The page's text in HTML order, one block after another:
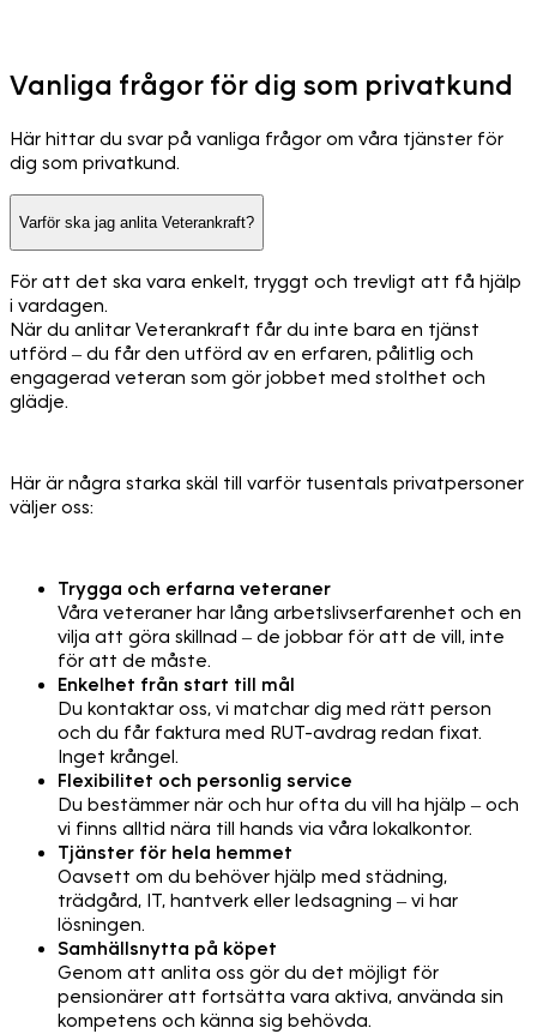
Vanliga frågor för dig som privatkund
Här hittar du svar på vanliga frågor om våra tjänster för
dig som privatkund.
Varför ska jag anlita Veterankraft?
För att det ska vara enkelt, tryggt och trevligt att få hjälp
i vardagen.
När du anlitar Veterankraft får du inte bara en tjänst
utförd – du får den utförd av en erfaren, pålitlig och
engagerad veteran som gör jobbet med stolthet och
glädje.
Här är några starka skäl till varför tusentals privatpersoner
väljer oss:
Trygga och erfarna veteraner
Våra veteraner har lång arbetslivserfarenhet och en
vilja att göra skillnad – de jobbar för att de vill, inte
för att de måste.
Enkelhet från start till mål
Du kontaktar oss, vi matchar dig med rätt person
och du får faktura med RUT-avdrag redan fixat.
Inget krångel.
Flexibilitet och personlig service
Du bestämmer när och hur ofta du vill ha hjälp – och
vi finns alltid nära till hands via våra lokalkontor.
Tjänster för hela hemmet
Oavsett om du behöver hjälp med städning,
trädgård, IT, hantverk eller ledsagning – vi har
lösningen.
Samhällsnytta på köpet
Genom att anlita oss gör du det möjligt för
pensionärer att fortsätta vara aktiva, använda sin
kompetens och känna sig behövda.